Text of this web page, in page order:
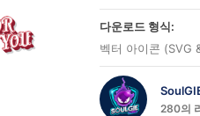
다운로드 형식:
벡터 아이콘 (SVG
280의